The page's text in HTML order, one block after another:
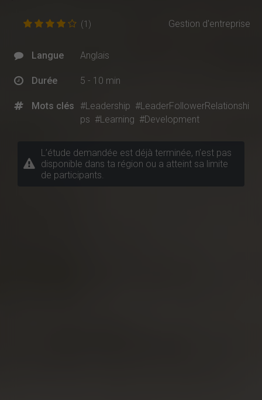
(1) Gestion d'entreprise
Langue Anglais
Durée 5 - 10 min
Mots clés #Leadership #LeaderFollowerRelationshi
ps #Learning #Development
L’étude demandée est déjà terminée, n’est pas
disponible dans ta région ou a atteint sa limite
de participants.